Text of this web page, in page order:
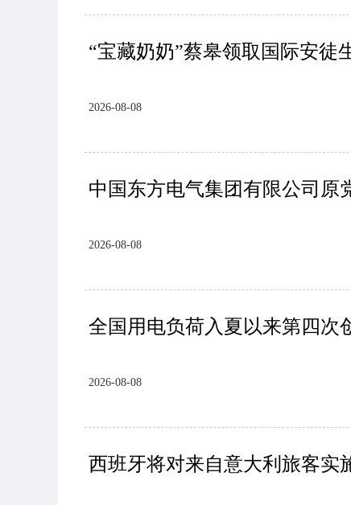
“宝藏奶奶”蔡皋领取国际安徒
2026-08-08
中国东方电气集团有限公司原
2026-08-08
全国用电负荷入夏以来第四次
2026-08-08
西班牙将对来自意大利旅客实